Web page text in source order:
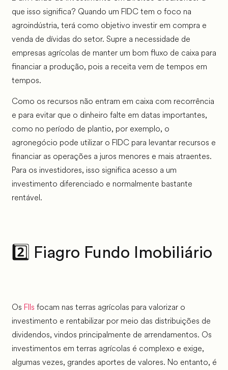
que isso significa? Quando um FIDC tem o foco na
agroindústria, terá como objetivo investir em compra e
venda de dívidas do setor. Supre a necessidade de
empresas agrícolas de manter um bom fluxo de caixa para
financiar a produção, pois a receita vem de tempos em
tempos.
Como os recursos não entram em caixa com recorrência
e para evitar que o dinheiro falte em datas importantes,
como no período de plantio, por exemplo, o
agronegócio pode utilizar o FIDC para levantar recursos e
financiar as operações a juros menores e mais atraentes.
Para os investidores, isso significa acesso a um
investimento diferenciado e normalmente bastante
rentável.
2️⃣ Fiagro Fundo Imobiliário
Os FIIs focam nas terras agrícolas para valorizar o
investimento e rentabilizar por meio das distribuições de
dividendos, vindos principalmente de arrendamentos. Os
investimentos em terras agrícolas é complexo e exige,
algumas vezes, grandes aportes de valores. No entanto, é